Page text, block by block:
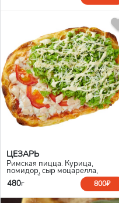
ЦЕЗАРЬ
Римская пицца. Курица,
помидор, сыр моцарелла,
томатный соус, лист салата, лук
порей, соус ранч, пармезан
480г 800₽